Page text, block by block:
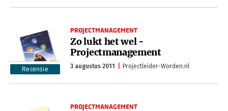
Recensie
PROJECTMANAGEMENT
Zo lukt het wel -
Projectmanagement
3 augustus 2011 Projectleider-Worden.nl
PROJECTMANAGEMENT